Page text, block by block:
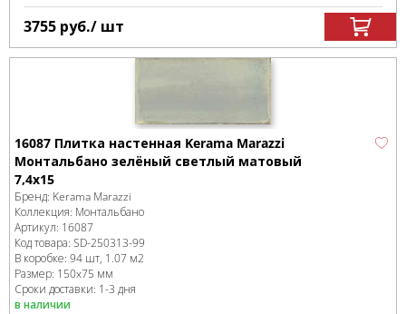
3755 руб./ шт
16087 Плитка настенная Kerama Marazzi
Монтальбано зелёный светлый матовый
7,4x15
Бренд: Kerama Marazzi
Коллекция: Монтальбано
Артикул: 16087
Код товара: SD-250313-99
В коробке: 94 шт, 1.07 м2
Размер: 150x75 мм
Сроки доставки: 1-3 дня
в наличии